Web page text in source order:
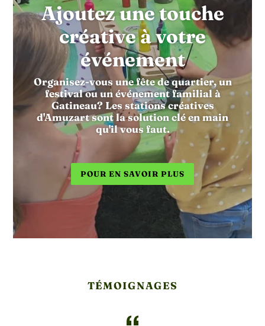
Ajoutez une touche
créative à votre
événement
Organisez-vous une fête de quartier, un
festival ou un événement familial à
Gatineau? Les stations créatives
d'Amuzart sont la solution clé en main
qu'il vous faut.
POUR EN SAVOIR PLUS
TÉMOIGNAGES